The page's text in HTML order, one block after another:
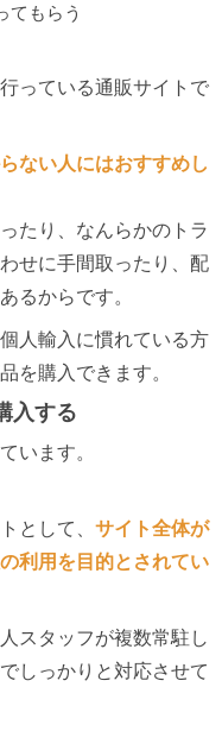
てもらう
っている通販サイトで
ない人にはおすすめし
たり、なんらかのトラ
せに手間取ったり、配
るからです。
人輸入に慣れている方
を購入できます。
入する
います。
として、 サイト全体が
利用を目的とされてい
スタッフが複数常駐し
しっかりと対応させて